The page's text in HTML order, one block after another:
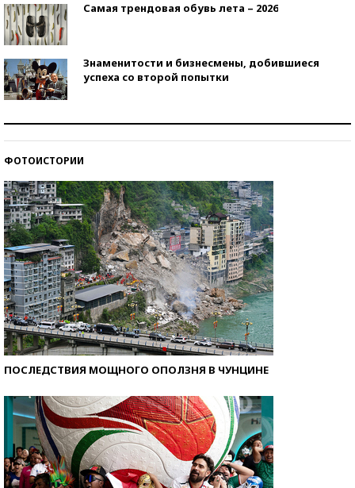
Самая трендовая обувь лета – 2026
Знаменитости и бизнесмены, добившиеся
успеха со второй попытки
ФОТОИСТОРИИ
ПОСЛЕДСТВИЯ МОЩНОГО ОПОЛЗНЯ В ЧУНЦИНЕ